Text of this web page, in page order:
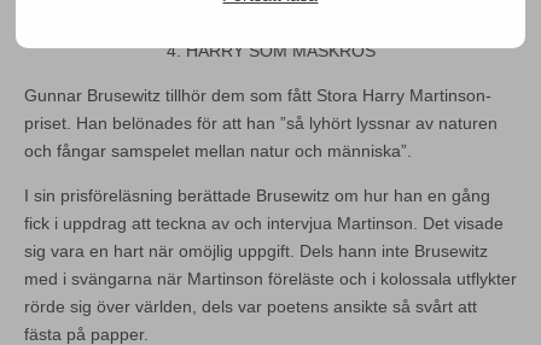
4. HARRY SOM MASKROS
Gunnar Brusewitz tillhör dem som fått Stora Harry Martinson-
priset. Han belönades för att han ”så lyhört lyssnar av naturen
och fångar samspelet mellan natur och människa”.
I sin prisföreläsning berättade Brusewitz om hur han en gång
fick i uppdrag att teckna av och intervjua Martinson. Det visade
sig vara en hart när omöjlig uppgift. Dels hann inte Brusewitz
med i svängarna när Martinson föreläste och i kolossala utflykter
rörde sig över världen, dels var poetens ansikte så svårt att
fästa på papper.